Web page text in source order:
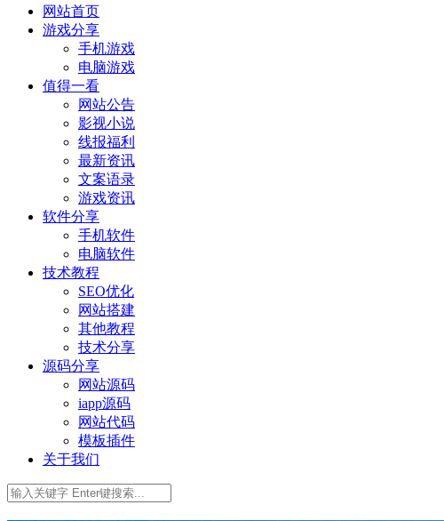
网站首页
游戏分享
手机游戏
电脑游戏
值得一看
网站公告
影视小说
线报福利
最新资讯
文案语录
游戏资讯
软件分享
手机软件
电脑软件
技术教程
SEO优化
网站搭建
其他教程
技术分享
源码分享
网站源码
iapp源码
网站代码
模板插件
关于我们